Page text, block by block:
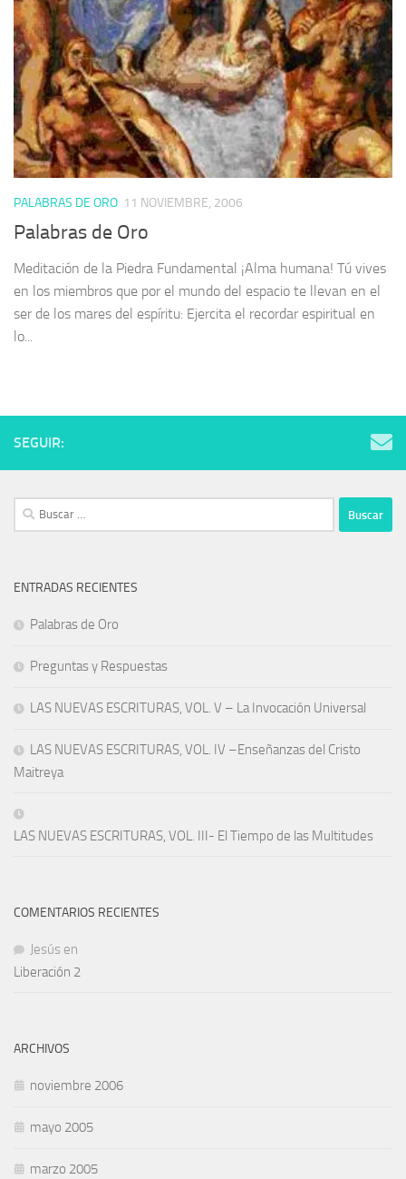
PALABRAS DE ORO 11 NOVIEMBRE, 2006
Palabras de Oro
Meditación de la Piedra Fundamental ¡Alma humana! Tú vives
en los miembros que por el mundo del espacio te llevan en el
ser de los mares del espíritu: Ejercita el recordar espiritual en
lo...
SEGUIR:
Buscar:
ENTRADAS RECIENTES
Palabras de Oro
Preguntas y Respuestas
LAS NUEVAS ESCRITURAS, VOL. V – La Invocación Universal
LAS NUEVAS ESCRITURAS, VOL. IV –Enseñanzas del Cristo
Maitreya
LAS NUEVAS ESCRITURAS, VOL. III- El Tiempo de las Multitudes
COMENTARIOS RECIENTES
Jesús en
Liberación 2
ARCHIVOS
noviembre 2006
mayo 2005
marzo 2005